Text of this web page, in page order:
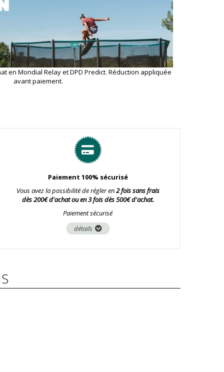
en Mondial Relay et DPD Predict. Réduction appliquée
avant paiement.
Paiement 100% sécurisé
Vous avez la possibilité de régler en2 fois sans frais
dès 200€ d'achat ou en 3 fois dès 500€ d'achat.
Paiement sécurisé
détails